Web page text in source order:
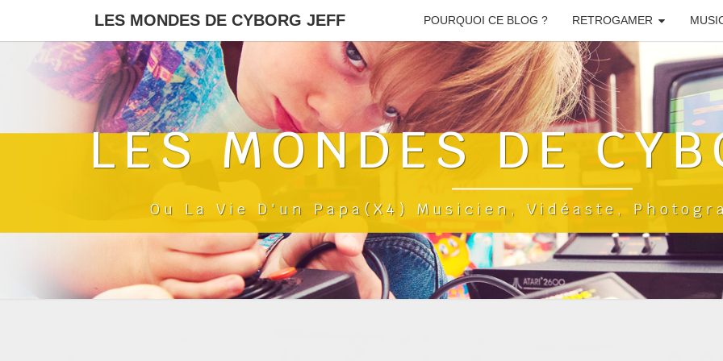
LES MONDES DE CYBORG JEFF POURQUOI CE BLOG ? RETROGAMER
LES MONDES DE
Ou La Vie D'un Papa(x4) Musicien, Vidéaste,